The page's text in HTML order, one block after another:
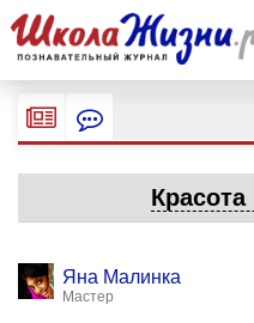
Яна Малинка
Мастер